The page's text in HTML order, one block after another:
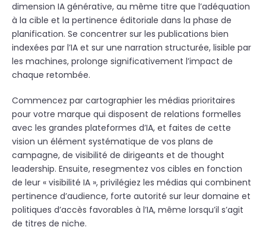
dimension IA générative, au même titre que l’adéquation
à la cible et la pertinence éditoriale dans la phase de
planification. Se concentrer sur les publications bien
indexées par l’IA et sur une narration structurée, lisible par
les machines, prolonge significativement l’impact de
chaque retombée.
Commencez par cartographier les médias prioritaires
pour votre marque qui disposent de relations formelles
avec les grandes plateformes d’IA, et faites de cette
vision un élément systématique de vos plans de
campagne, de visibilité de dirigeants et de thought
leadership. Ensuite, resegmentez vos cibles en fonction
de leur « visibilité IA », privilégiez les médias qui combinent
pertinence d’audience, forte autorité sur leur domaine et
politiques d’accès favorables à l’IA, même lorsqu’il s’agit
de titres de niche.